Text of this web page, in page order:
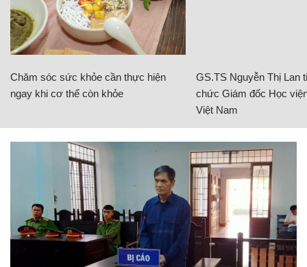
Chăm sóc sức khỏe cần thực hiện
ngay khi cơ thể còn khỏe
GS.TS Nguyễn Thị Lan
chức Giám đốc Học
Việt Nam